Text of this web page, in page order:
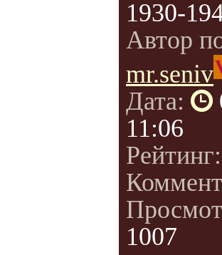
1930-
Автор
mr.seniv
Дата:
11:06
1007